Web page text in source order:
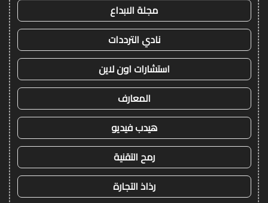
مجلة الابداع
نادي الترددات
استشارات اون لاين
المعارف
هيدب فيديو
رمح التقنية
رذاذ التجارة